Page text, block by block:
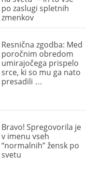
po zaslugi spletnih
zmenkov
Resnična zgodba: Med
poročnim obredom
umirajočega prispelo
srce, ki so mu ga nato
presadili …
Bravo! Spregovorila je
v imenu vseh
“normalnih” žensk po
svetu